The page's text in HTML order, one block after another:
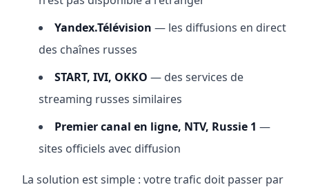
Yandex.Télévision — les diffusions en direct
des chaînes russes
START, IVI, OKKO — des services de
streaming russes similaires
Premier canal en ligne, NTV, Russie 1 —
sites officiels avec diffusion
La solution est simple : votre trafic doit passer par